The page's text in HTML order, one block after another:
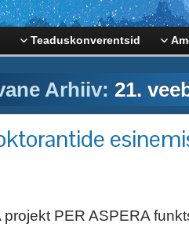
Teaduskonverentsid
Arhiiv: 21.
projekt PER ASPERA